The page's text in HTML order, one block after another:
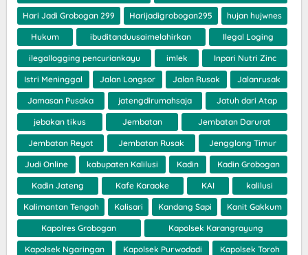
Hari Jadi Grobogan 299 Harijadigrobogan295 hujan hujwnes
Hukum ibuditanduusaimelahirkan Ilegal Loging
ilegallogging pencuriankayu imlek Inpari Nutri Zinc
Istri Meninggal Jalan Longsor Jalan Rusak Jalanrusak
Jamasan Pusaka jatengdirumahsaja Jatuh dari Atap
jebakan tikus Jembatan Jembatan Darurat
Jembatan Reyot Jembatan Rusak Jengglong Timur
Judi Online kabupaten Kalilusi Kadin Kadin Grobogan
Kadin Jateng Kafe Karaoke KAI kalilusi
Kalimantan Tengah Kalisari Kandang Sapi Kanit Gakkum
Kapolres Grobogan Kapolsek Karangrayung
Kapolsek Ngaringan Kapolsek Purwodadi Kapolsek Toroh